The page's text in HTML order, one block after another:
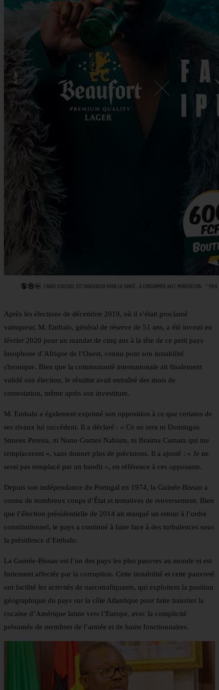
Après les élections de décembre 2019, où il s’était proclamé
vainqueur, M. Embalo, général de réserve de 51 ans, a été investi en
février 2020 pour un mandat de cinq ans à la tête de ce petit pays
lusophone d’Afrique de l’Ouest, connu pour son instabilité
chronique. Bien que la communauté internationale ait finalement
validé son élection, le résultat avait entraîné des mois de
contestation, même après son investiture.
M. Embalo a également exprimé son opposition à ce que certains de
ses rivaux lui succèdent. Il a déclaré : « Ce ne sera ni Domingos
Simoes Pereira, ni Nuno Gomes Nabiam, ni Braima Camara qui me
remplaceront », sans donner plus de précisions. Il a ajouté : « Je ne
serai pas remplacé par un bandit », en référence à ces opposants.
Depuis son indépendance du Portugal en 1974, la Guinée-Bissau a
connu de nombreux coups d’État et tentatives de renversement. Bien
que l’élection présidentielle de 2014 ait marqué un retour à l’ordre
constitutionnel, le pays a continué à faire face à des turbulences sous
la présidence d’Embalo.
La Guinée-Bissau est l’un des pays les plus pauvres au monde et est
fortement affectée par la corruption. Cette instabilité et cette pauvreté
ont facilité les activités de narcotrafiquants, qui exploitent la position
géographique du pays sur la côte Atlantique pour faire transiter la
cocaïne d’Amérique latine vers l’Europe, avec la complicité
présumée de membres de l’armée et de hauts fonctionnaires.